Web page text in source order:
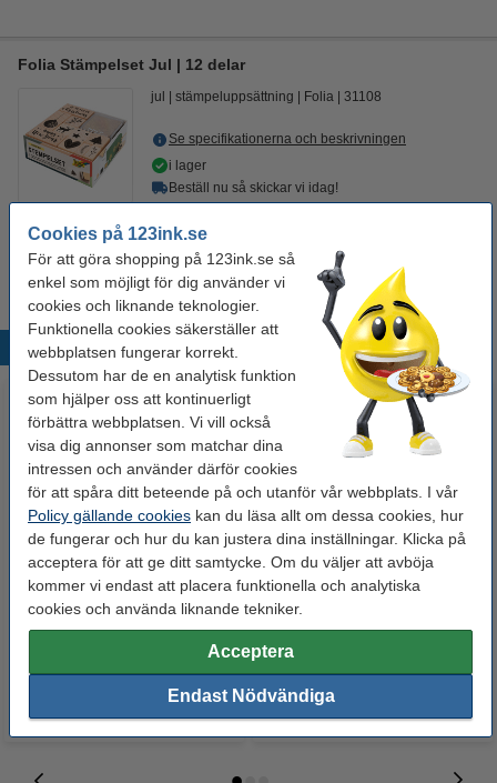
Cookies på 123ink.se
För att göra shopping på 123ink.se så
enkel som möjligt för dig använder vi
cookies och liknande teknologier.
Funktionella cookies säkerställer att
webbplatsen fungerar korrekt.
Dessutom har de en analytisk funktion
som hjälper oss att kontinuerligt
förbättra webbplatsen. Vi vill också
visa dig annonser som matchar dina
intressen och använder därför cookies
för att spåra ditt beteende på och utanför vår webbplats. I vår
Policy gällande cookies kan du läsa allt om dessa cookies, hur
de fungerar och hur du kan justera dina inställningar. Klicka på
acceptera för att ge ditt samtycke. Om du väljer att avböja
kommer vi endast att placera funktionella och analytiska
cookies och använda liknande tekniker.
Acceptera
Endast Nödvändiga
Folia Stämpelset Jul | 12 delar
jul stämpeluppsättning Folia 31108
Se specifikationerna och beskrivningen
i lager
Beställ nu så skickar vi idag!
97 kr
Populära produkter
Whiteboardpenna 2.5mm |
123ink | sorterade färger | 4st
60 kr
Märkpenna permanent 2.5mm |
123ink | 4st
50 kr